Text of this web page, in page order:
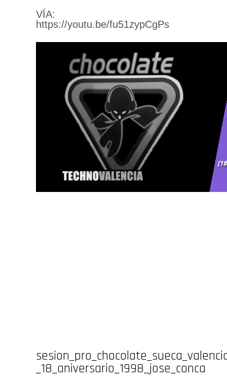
VÍA:
https://youtu.be/fu51zypCgPs
_18_aniversario_1998_jose_conca